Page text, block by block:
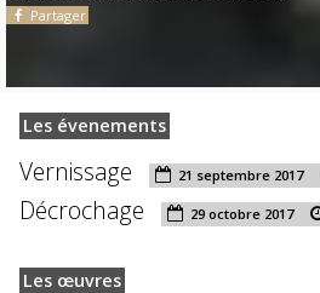
Partager
Les évenements
Vernissage 21 septembre 2017
Décrochage 29 octobre 2017
Les œuvres